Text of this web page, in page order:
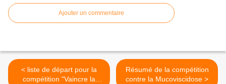
Ajouter un commentaire
< liste de départ pour la
compétition "Vaincre la
Résumé de la compétition
contre la Mucoviscidose >